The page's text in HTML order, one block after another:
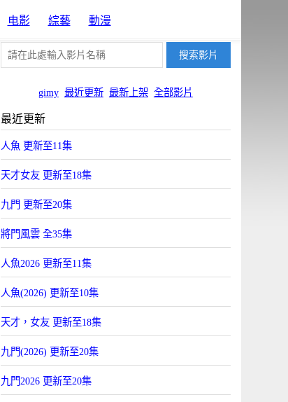
电影 綜藝 動漫
gimy 最近更新 最新上架 全部影片
最近更新
人魚 更新至11集
天才女友 更新至18集
九門 更新至20集
將門風雲 全35集
人魚2026 更新至11集
人魚(2026) 更新至10集
天才，女友 更新至18集
九門(2026) 更新至20集
九門2026 更新至20集